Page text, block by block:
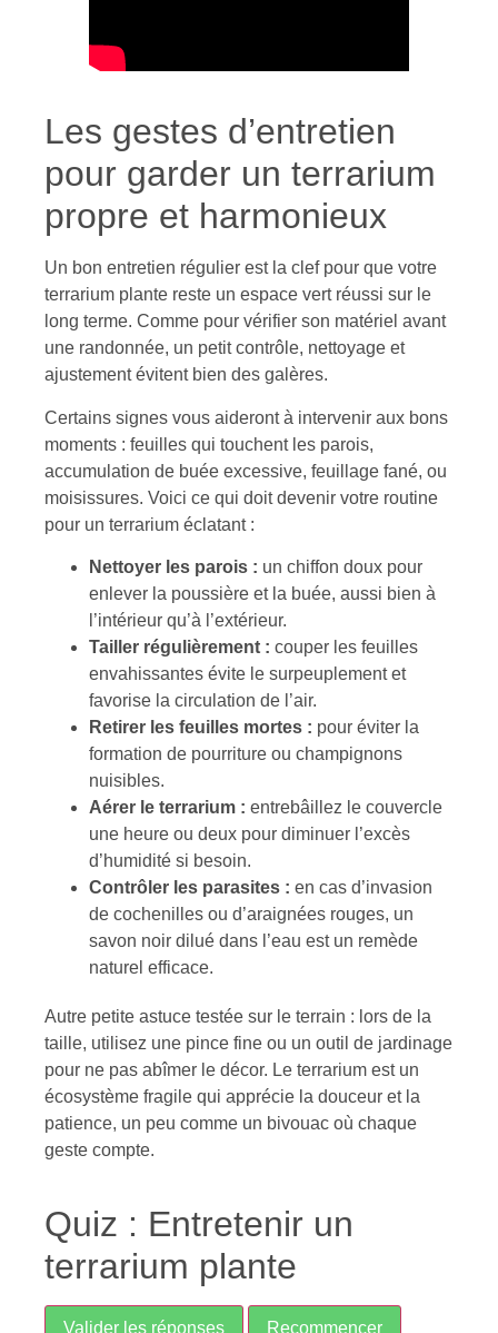
Les gestes d’entretien
pour garder un terrarium
propre et harmonieux
Un bon entretien régulier est la clef pour que votre
terrarium plante reste un espace vert réussi sur le
long terme. Comme pour vérifier son matériel avant
une randonnée, un petit contrôle, nettoyage et
ajustement évitent bien des galères.
Certains signes vous aideront à intervenir aux bons
moments : feuilles qui touchent les parois,
accumulation de buée excessive, feuillage fané, ou
moisissures. Voici ce qui doit devenir votre routine
pour un terrarium éclatant :
Nettoyer les parois : un chiffon doux pour
enlever la poussière et la buée, aussi bien à
l’intérieur qu’à l’extérieur.
Tailler régulièrement : couper les feuilles
envahissantes évite le surpeuplement et
favorise la circulation de l’air.
Retirer les feuilles mortes : pour éviter la
formation de pourriture ou champignons
nuisibles.
Aérer le terrarium : entrebâillez le couvercle
une heure ou deux pour diminuer l’excès
d’humidité si besoin.
Contrôler les parasites : en cas d’invasion
de cochenilles ou d’araignées rouges, un
savon noir dilué dans l’eau est un remède
naturel efficace.
Autre petite astuce testée sur le terrain : lors de la
taille, utilisez une pince fine ou un outil de jardinage
pour ne pas abîmer le décor. Le terrarium est un
écosystème fragile qui apprécie la douceur et la
patience, un peu comme un bivouac où chaque
geste compte.
Quiz : Entretenir un
terrarium plante
Valider les réponses Recommencer